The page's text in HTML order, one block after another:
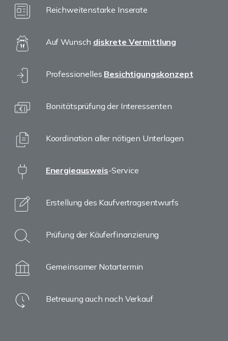
Reichweitenstarke Inserate
Auf Wunsch diskrete Vermittlung
Professionelles Besichtigungskonzept
Bonitätsprüfung der Interessenten
Koordination aller nötigen Unterlagen
Energieausweis-Service
Erstellung des Kaufvertragsentwurfs
Prüfung der Käuferfinanzierung
Gemeinsamer Notartermin
Betreuung auch nach Verkauf